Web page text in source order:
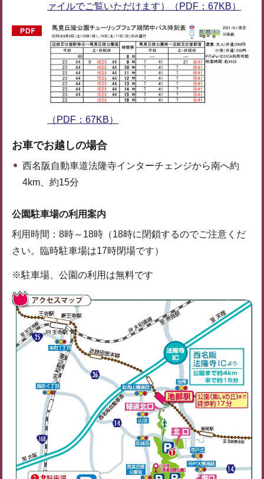
ァイルでご覧いただけます）（PDF：67KB）
（PDF：67KB）
お車でお越しの場合
西名阪自動車道法隆寺インターチェンジから南へ約
4km、約15分
公園駐車場の利用案内
利用時間：8時～18時（18時に閉鎖するのでご注意くだ
さい。臨時駐車場は17時閉場です）
※駐車場、公園の利用は無料です